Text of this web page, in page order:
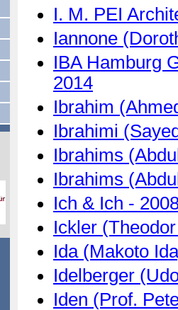
I. M. PEI
Iannone
IBA Hamburg
2014
Ibrahim
Ibrahimi
Ibrahims
Ibrahims
Ich & Ich -
Ickler
Ida (Makoto
Idelberger
Iden (Prof.